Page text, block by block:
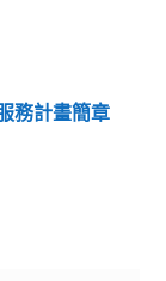
務計畫簡章